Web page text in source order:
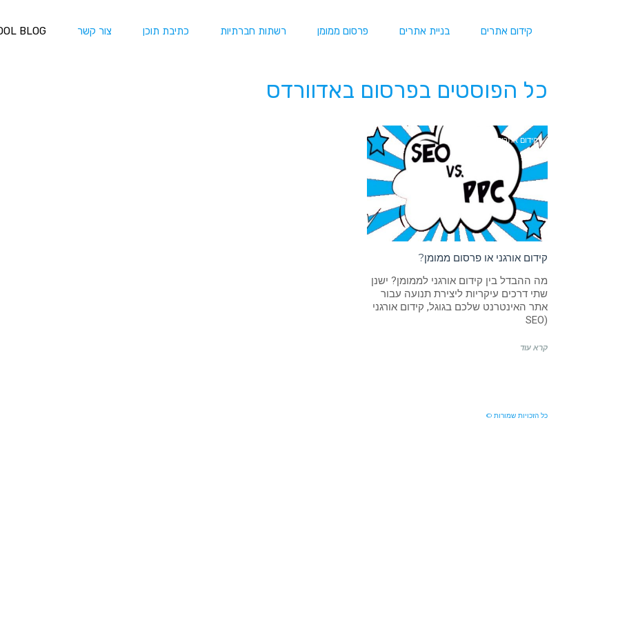
קידום אתרים בניית אתרים פרסום ממומן רשתות חברתיות כתיבת תוכן צור קשר BLOG
כל הפוסטים בפרסום באדוורדס
קידום אתרים
קידום אורגני או פרסום ממומן?
מה ההבדל בין קידום אורגני לממומן? ישנן
שתי דרכים עיקריות ליצירת תנועה עבור
אתר האינטרנט שלכם בגוגל, קידום אורגני
(SEO
קרא עוד
כל הזכויות שמורות ©